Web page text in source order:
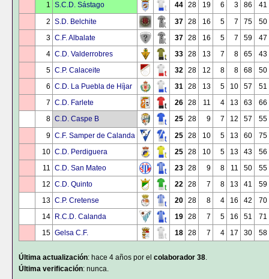
1 S.C.D. Sástago 44 28 19 6 3 86
41
2 S.D. Belchite 37 28 16 5 7 75
50
3 C.F. Albalate 37 28 16 5 7 59
47
4 C.D. Valderrobres 33 28 13 7 8 65
43
5 C.P. Calaceite 32 28 12 8 8 68
50
6 C.D. La Puebla de Híjar 31 28 13 5 10 57
51
7 C.D. Farlete 26 28 11 4 13 63
66
8 C.D. Caspe B 25 28 9 7 12 57
55
9 C.F. Samper de Calanda 25 28 10 5 13 60
75
10 C.D. Perdiguera 25 28 10 5 13 43
56
11 C.D. San Mateo 23 28 9 8 11 50
55
12 C.D. Quinto 22 28 7 8 13 41
59
13 C.P. Cretense 20 28 8 4 16 42
70
14
R.C.D. Calanda 19 28 7 5 16 51
71
15 Gelsa C.F. 18 28 7 4 17 30 58
Última actualización: hace 4 años por el colaborador 38.
Última verificación: nunca.